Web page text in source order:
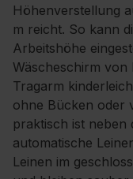
Höhenverstellung
m reicht. So kann
Arbeitshöhe
Wäscheschirm von
Tragarm
ohne Bücken oder
praktisch ist neben
automatische
Leinen im